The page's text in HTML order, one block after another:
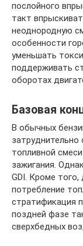
послойного
такт
неоднородную
особенности
уменьшать
поддерживать
оборотах
Базовая
В обычных
топливной
зажигания.
GDI. Кроме того,
потребление
стратификация
поздней фазе
сверхбедных